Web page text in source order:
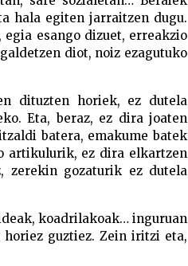
hala egiten jarraitzen dugu.
esango dizuet, erreakzio
diot, noiz ezagutuko
dituzten horiek, ez dutela
Eta, beraz, ez dira joaten
batera, emakume batek
artikulurik, ez dira elkartzen
zerekin gozaturik ez dutela
koadrilakoak… inguruan
guztiez. Zein iritzi eta,